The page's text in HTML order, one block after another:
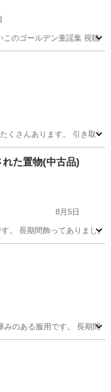
のゴールデン童謡集 視聴
くさんあります。 引き取
スノコ
た置物(中古品)
8月5日
長期間飾ってありまし
/小物
のある服用です。 長期間